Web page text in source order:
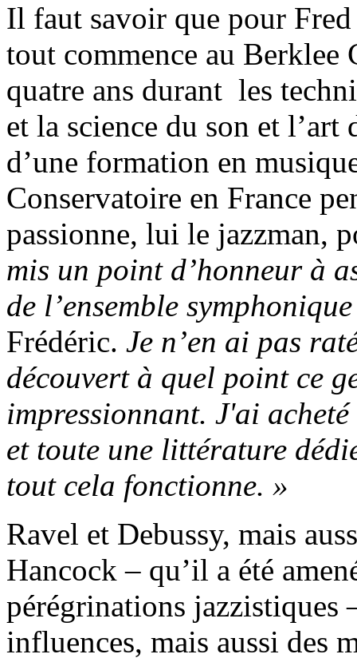
Il faut savoir que pour
tout commence au
quatre ans durant les
et la science du son et
d’une formation en
Conservatoire en France
passionne, lui le jazzman,
mis un point d’honneur à
de l’ensemble
Frédéric. Je n’en ai pas
découvert à quel point ce
impressionnant. J'ai
et toute une littérature
tout cela fonctionne. »
Ravel et Debussy, mais
Hancock – qu’il a été
pérégrinations jazzistiques
influences, mais aussi des